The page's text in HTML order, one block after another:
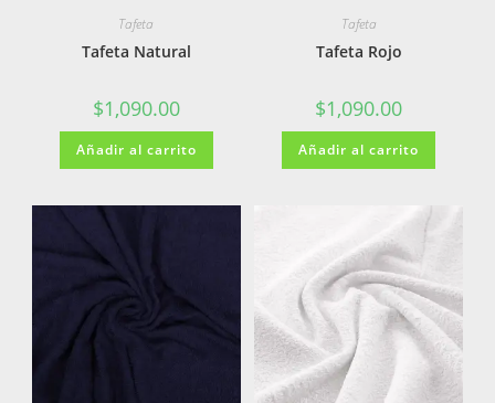
Tafeta
Tafeta Natural
$1,090.00
Añadir al carrito
Tafeta
Tafeta Rojo
$1,090.00
Añadir al carrito